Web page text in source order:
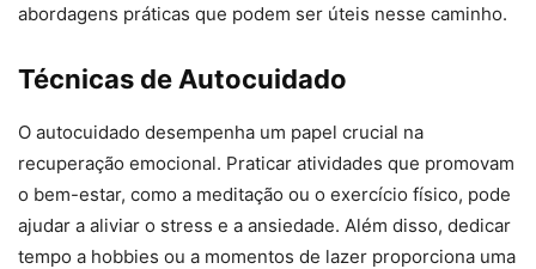
abordagens práticas que podem ser úteis nesse caminho.
Técnicas de Autocuidado
O autocuidado desempenha um papel crucial na
recuperação emocional. Praticar atividades que promovam
o bem-estar, como a meditação ou o exercício físico, pode
ajudar a aliviar o stress e a ansiedade. Além disso, dedicar
tempo a hobbies ou a momentos de lazer proporciona uma